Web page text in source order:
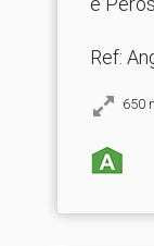
Ref:
650